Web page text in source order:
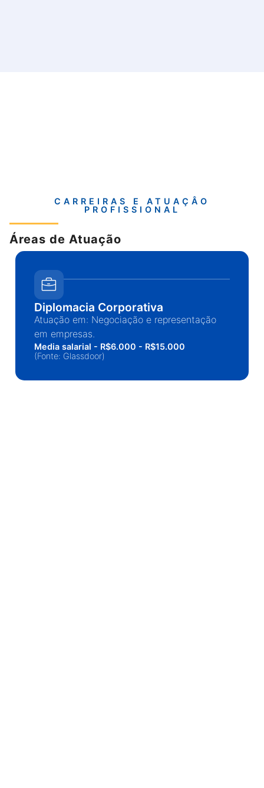
CARREIRAS E ATUAÇÂO
PROFISSIONAL
Áreas de Atuação
Diplomacia Corporativa
Atuação em: Negociação e representação
em empresas.
Media salarial - R$6.000 - R$15.000
(Fonte: Glassdoor)